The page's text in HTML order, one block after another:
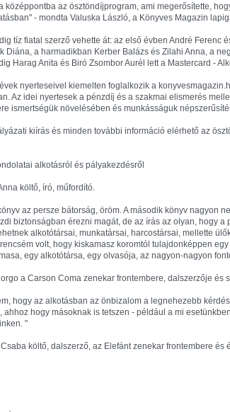
középpontba az ösztöndíjprogram, ami megerősítette,
- mondta Valuska László, a Könyves Magazin
tíz fiatal szerző vehette át: az első évben André Ferenc
Diána, a harmadikban Kerber Balázs és Zilahi Anna, a
Harag Anita és Biró Zsombor Aurél lett a Mastercard -
nyerteseivel kiemelten foglalkozik a
Az idei nyertesek a pénzdíj és a szakmai elismerés
ismertségük növelésében és munkásságuk
kiírás és minden további információ elérhető az
alkotásról és pályakezdésről
költő, író, műfordító.
az persze bátorság, öröm. A második könyv nagyon
biztonságban érezni magát, de az írás az olyan, hogy a
alkotótársai, munkatársai, harcostársai, mellette
volt, hogy kiskamasz koromtól tulajdonképpen
egy alkotótársa, egy olvasója, az nagyon-nagyon
a Carson Coma zenekar frontembere, dalszerzője és
hogy az alkotásban az önbizalom a legnehezebb
ahhoz hogy másoknak is tetszen - például a mi
"
költő, dalszerző, az Elefánt zenekar frontembere és